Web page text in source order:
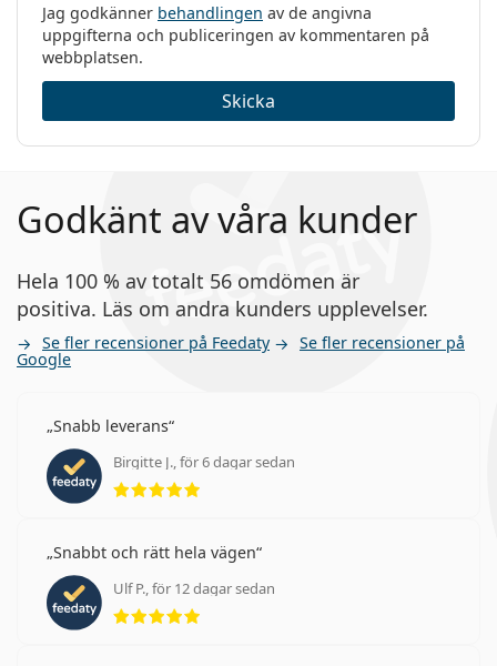
Jag godkänner behandlingen av de angivna
uppgifterna och publiceringen av kommentaren på
webbplatsen.
Skicka
Godkänt av våra kunder
Hela 100 % av totalt 56 omdömen är
positiva. Läs om andra kunders upplevelser.
Se fler recensioner på Feedaty Se fler recensioner på
Google
Snabb leverans
Birgitte J., för 6 dagar sedan
Betyg 5 av 5
Snabbt och rätt hela vägen
Ulf P., för 12 dagar sedan
Betyg 5 av 5